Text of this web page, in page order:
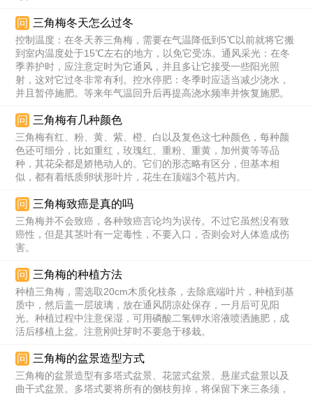
问 三角梅冬天怎么过冬
控制温度：在冬天养三角梅，需要在气温降低到5℃以前就将它搬
到室内温度处于15℃左右的地方，以免它受冻。通风采光：在冬
季养护时，应注意定时为它通风，并且多让它接受一些阳光照
射，这对它过冬非常有利。控水停肥：冬季时应适当减少浇水，
并且暂停施肥。等来年气温回升后再提高浇水频率并恢复施肥。
问 三角梅有几种颜色
三角梅有红、粉、黄、紫、橙、白以及复色这七种颜色，每种颜
色还可细分，比如重红，玫瑰红、重粉、重黄，加州黄等等品
种，其花朵都是娇艳动人的。它们的形态略有区分，但基本相
似，都有着纸质卵状形叶片，花生在顶端3个苞片内。
问 三角梅致癌是真的吗
三角梅并不会致癌，各种致癌言论均为误传。不过它虽然没有致
癌性，但是其茎叶有一定毒性，不要入口，否则会对人体造成伤
害。
问 三角梅的种植方法
种植三角梅，需选取20cm木质化枝条，去除底端叶片，种植到基
质中，然后盖一层玻璃，放在通风阴凉处保存，一月后可见阳
光。种植过程中注意保湿，可用磷酸二氢钾水溶液喷洒施肥，成
活后移植上盆。注意刚吐芽时不要急于移栽。
问 三角梅的盆景造型方式
三角梅的盆景造型有多塔式盆景、花篮式盆景、悬崖式盆景以及
曲干式盆景。多塔式要将所有的侧枝剪掉，将保留下来三条须，